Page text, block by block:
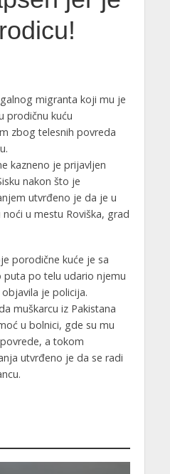
migranta koji mu je
prodičnu kuću
zbog telesnih povreda
kazneno je prijavljen
nakon što je
utvrđeno je da je u
u mestu Roviška, grad
porodične kuće je sa
puta po telu udario njemu
je policija.
muškarcu iz Pakistana
u bolnici, gde su mu
a tokom
utvrđeno je da se radi